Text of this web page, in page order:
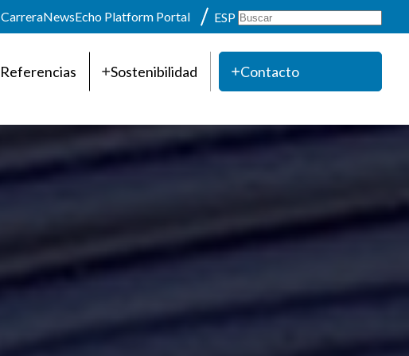
CarreraNewsEcho Platform Portal ESP
Referencias Sostenibilidad Contacto